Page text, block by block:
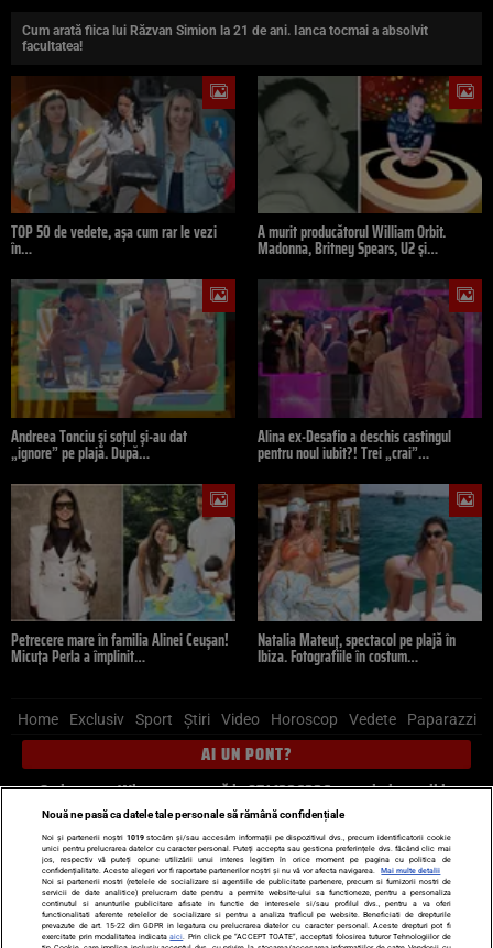
Cum arată fiica lui Răzvan Simion la 21 de ani. Ianca tocmai a absolvit
facultatea!
TOP 50 de vedete, așa cum rar le vezi
în…
A murit producătorul William Orbit.
Madonna, Britney Spears, U2 și…
Andreea Tonciu și soțul și-au dat
„ignore” pe plajă. După…
Alina ex-Desafio a deschis castingul
pentru noul iubit?! Trei „crai”…
Petrecere mare în familia Alinei Ceușan!
Micuța Perla a împlinit…
Natalia Mateuț, spectacol pe plajă în
Ibiza. Fotografiile în costum…
Home Exclusiv Sport Știri Video Horoscop Vedete Paparazzi
AI UN PONT?
Scrie-ne pe Whatsapp, sună la 0741226226 sau trimite mail la
pont@cancan.ro
Știri interne Știri externe
Politică
Ultimele stiri
Diete Insula Iubirii Dictionar de vise
LIFE STYLE
Horoscop
Nouă ne pasă ca datele tale personale să rămână confidențiale
Noi și partenerii noștri 1019stocăm și/sau accesăm informații pe dispozitivul dvs., precum identificatorii cookie
unici pentru prelucrarea datelor cu caracter personal. Puteți accepta sau gestiona preferințele dvs. făcând clic mai
jos, respectiv vă puteți opune utilizării unui interes legitim în orice moment pe pagina cu politica de
confidențialitate. Aceste alegeri vor fi raportate partenerilor noștri și nu vă vor afecta navigarea.
Mai multe detalii
Noi si partenerii nostri (retelele de socializare si agentiile de publicitate partenere, precum si furnizorii nostri de
servicii de date analitice) prelucram date pentru a permite website-ului sa functioneze, pentru a personaliza
continutul si anunturile publicitare afisate in functie de interesele si/sau profilul dvs., pentru a va oferi
functionalitati aferente retelelor de socializare si pentru a analiza traficul pe website. Beneficiati de drepturile
prevazute de art. 15-22 din GDPR in legatura cu prelucrarea datelor cu caracter personal. Aceste drepturi pot fi
exercitate prin modalitatea indicataaici . Prin click pe “ACCEPT TOATE”, acceptati folosirea tuturor Tehnologiilor de